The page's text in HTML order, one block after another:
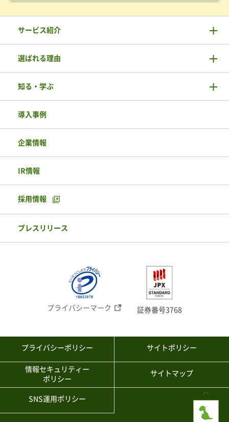
サービス紹介
選ばれる理由
知る・学ぶ
導入事例
企業情報
IR情報
採用情報
プレスリリース
プライバシーマーク 証券番号3768
プライバシーポリシー
情報セキュリティー
ポリシー
SNS運用ポリシー
サイトポリシー
サイトマップ